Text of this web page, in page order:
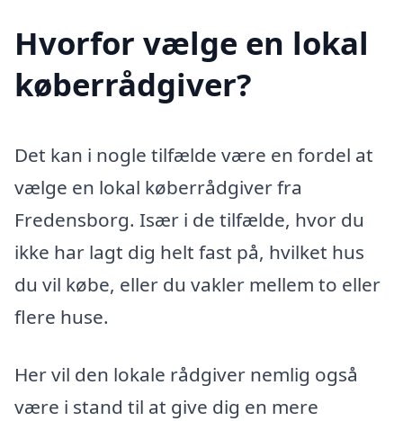
Hvorfor vælge en lokal
køberrådgiver?
Det kan i nogle tilfælde være en fordel at
vælge en lokal køberrådgiver fra
Fredensborg. Især i de tilfælde, hvor du
ikke har lagt dig helt fast på, hvilket hus
du vil købe, eller du vakler mellem to eller
flere huse.
Her vil den lokale rådgiver nemlig også
være i stand til at give dig en mere